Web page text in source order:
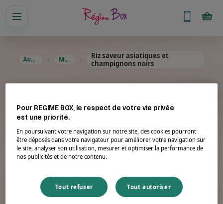
Accueil Menus
Riz saveur asiatiques et
champignons noirs
Riz saveur asiatiques et
champignons noirs
Suggestion de présentation. Photo non contractuelle.
50 g 170 kcal
Pour REGIME BOX, le respect de votre vie privée
est une priorité.
En poursuivant votre navigation sur notre site, des cookies pourront
être déposés dans votre navigateur pour améliorer votre navigation sur
le site, analyser son utilisation, mesurer et optimiser la performance de
nos publicités et de notre contenu.
Tout refuser Tout autoriser